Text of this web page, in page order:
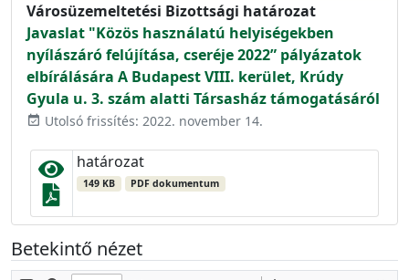
Városüzemeltetési Bizottsági határozat
Javaslat "Közös használatú helyiségekben
nyílászáró felújítása, cseréje 2022” pályázatok
elbírálására A Budapest VIII. kerület, Krúdy
Gyula u. 3. szám alatti Társasház támogatásáról
event_available Utolsó frissítés: 2022. november 14.
határozat
149 KB PDF dokumentum
Betekintő nézet